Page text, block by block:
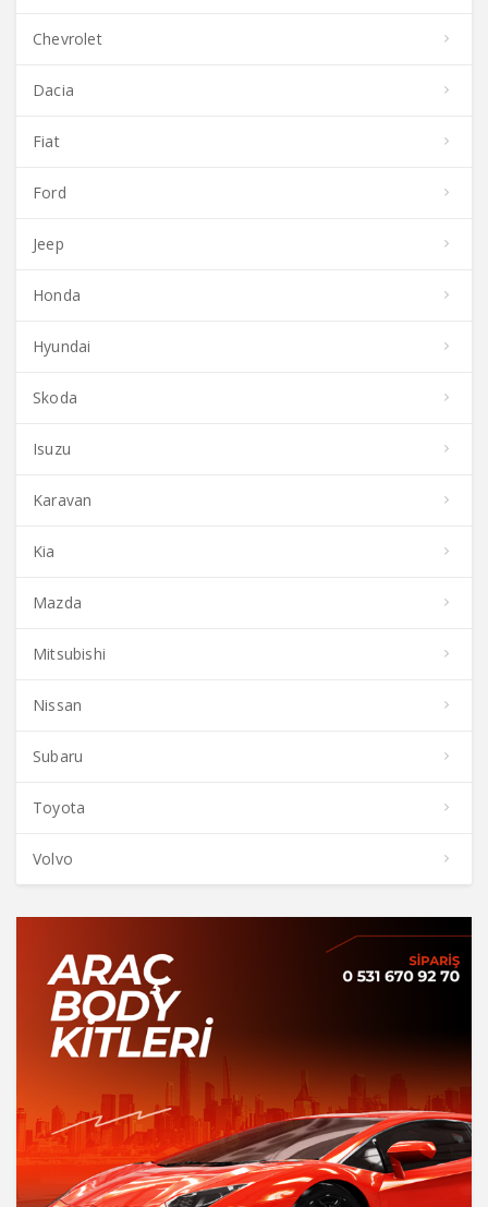
Chevrolet
Dacia
Fiat
Ford
Jeep
Honda
Hyundai
Skoda
Isuzu
Karavan
Kia
Mazda
Mitsubishi
Nissan
Subaru
Toyota
Volvo